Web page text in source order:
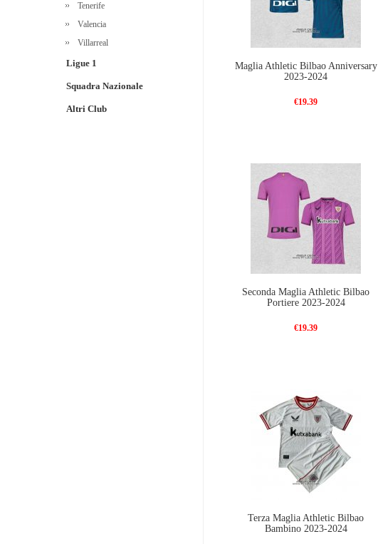
Tenerife
Valencia
Villarreal
Ligue 1
Squadra Nazionale
Altri Club
Maglia Athletic Bilbao Anniversary
2023-2024
€19.39
Seconda Maglia Athletic Bilbao
Portiere 2023-2024
€19.39
Terza Maglia Athletic Bilbao
Bambino 2023-2024